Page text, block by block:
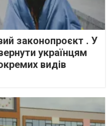
законопроєкт . У
українцям
видів